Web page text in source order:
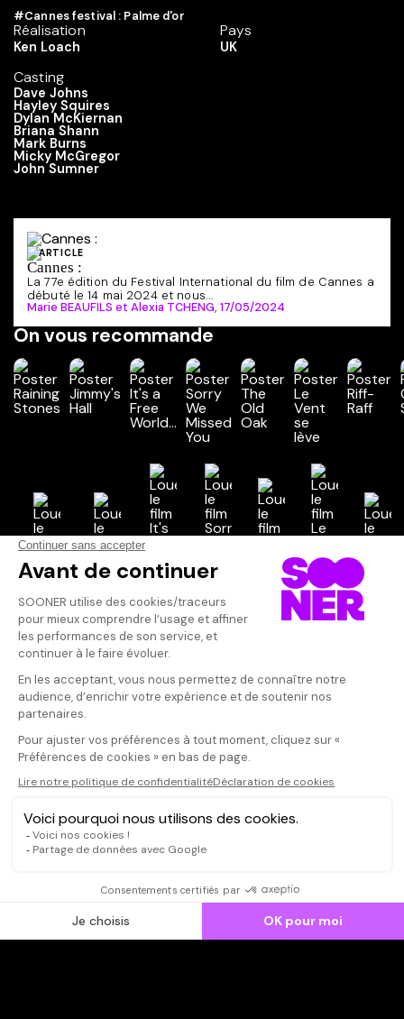
#Cannes festival : Palme d'or
Réalisation
Ken Loach
Casting
Dave Johns
Hayley Squires
Dylan McKiernan
Briana Shann
Mark Burns
Micky McGregor
John Sumner
Pays
UK
ARTICLE
Cannes :
La 77e édition du Festival International du film de Cannes a
débuté le 14 mai 2024 et nous...
Marie BEAUFILS et Alexia TCHENG, 17/05/2024
On vous recommande
Vos avis
Donnez votre avis
Votre note
Votre commentaire
Il faut vous connecter pour
publier un avis
CONNEXION
Qui sommes-nous ?